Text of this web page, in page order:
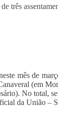
três
mês de
(em
No total,
da União –